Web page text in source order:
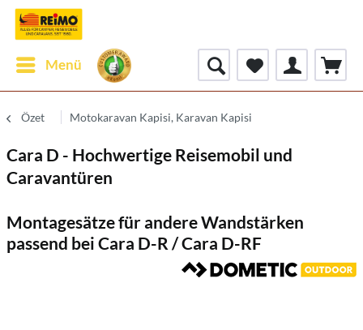
Menü
Özet Motokaravan Kapisi, Karavan Kapisi
Cara D - Hochwertige Reisemobil und
Caravantüren
Montagesätze für andere Wandstärken
passend bei Cara D-R / Cara D-RF